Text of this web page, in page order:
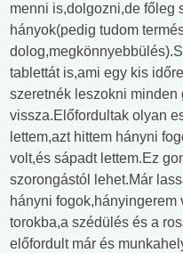
menni is,dolgozni,de főleg
hányok(pedig tudom
tablettát is,ami egy kis
szeretnék leszokni minden
vissza.Előfordultak olyan
lettem,azt hittem hányni
volt,és sápadt lettem.Ez
szorongástól lehet.Már
hányni fogok,hányingerem
torokba,a szédülés és a
előfordult már és